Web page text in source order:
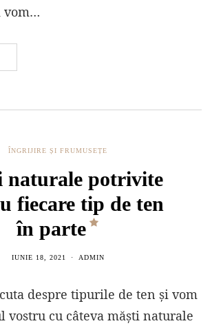
vom…
ÎNGRIJIRE ȘI FRUMUSEȚE
naturale potrivite
fiecare tip de ten
în parte
IUNIE 18, 2021 ADMIN
despre tipurile de ten și vom
vostru cu câteva măști naturale